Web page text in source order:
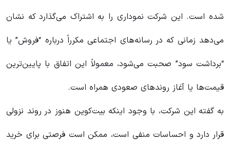
شده است. این شرکت نموداری را به اشتراک می‌گذارد که نشان
می‌دهد زمانی که در رسانه‌های اجتماعی مکرراً درباره “فروش” یا
“برداشت سود” صحبت می‌شود، معمولاً این اتفاق با پایین‌ترین
قیمت‌ها یا آغاز روندهای صعودی همراه است.
به گفته این شرکت، با وجود اینکه بیت‌کوین هنوز در روند نزولی
قرار دارد و احساسات منفی است، ممکن است فرصتی برای خرید